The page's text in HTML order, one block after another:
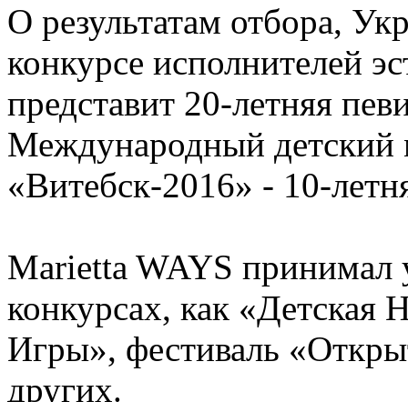
О результатам отбора,
конкурсе исполнителей
представит 20-летняя
Международный детский
«Витебск-2016» - 10-
Marietta WAYS принимал
конкурсах, как «Детская
Игры», фестиваль
других.